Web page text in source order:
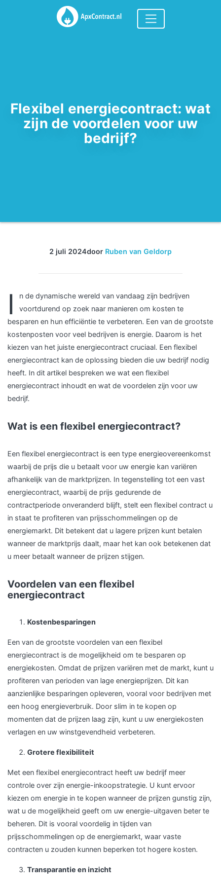
Flexibel energiecontract: wat
zijn de voordelen voor uw
bedrijf?
2 juli 2024door Ruben van Geldorp
I
n de dynamische wereld van vandaag zijn bedrijven
voortdurend op zoek naar manieren om kosten te
besparen en hun efficiëntie te verbeteren. Een van de grootste
kostenposten voor veel bedrijven is energie. Daarom is het
kiezen van het juiste energiecontract cruciaal. Een flexibel
energiecontract kan de oplossing bieden die uw bedrijf nodig
heeft. In dit artikel bespreken we wat een flexibel
energiecontract inhoudt en wat de voordelen zijn voor uw
bedrijf.
Wat is een flexibel energiecontract?
Een flexibel energiecontract is een type energieovereenkomst
waarbij de prijs die u betaalt voor uw energie kan variëren
afhankelijk van de marktprijzen. In tegenstelling tot een vast
energiecontract, waarbij de prijs gedurende de
contractperiode onveranderd blijft, stelt een flexibel contract u
in staat te profiteren van prijsschommelingen op de
energiemarkt. Dit betekent dat u lagere prijzen kunt betalen
wanneer de marktprijs daalt, maar het kan ook betekenen dat
u meer betaalt wanneer de prijzen stijgen.
Voordelen van een flexibel
energiecontract
Kostenbesparingen
Een van de grootste voordelen van een flexibel
energiecontract is de mogelijkheid om te besparen op
energiekosten. Omdat de prijzen variëren met de markt, kunt u
profiteren van perioden van lage energieprijzen. Dit kan
aanzienlijke besparingen opleveren, vooral voor bedrijven met
een hoog energieverbruik. Door slim in te kopen op
momenten dat de prijzen laag zijn, kunt u uw energiekosten
verlagen en uw winstgevendheid verbeteren.
Grotere flexibiliteit
Met een flexibel energiecontract heeft uw bedrijf meer
controle over zijn energie-inkoopstrategie. U kunt ervoor
kiezen om energie in te kopen wanneer de prijzen gunstig zijn,
wat u de mogelijkheid geeft om uw energie-uitgaven beter te
beheren. Dit is vooral voordelig in tijden van
prijsschommelingen op de energiemarkt, waar vaste
contracten u zouden kunnen beperken tot hogere kosten.
Transparantie en inzicht